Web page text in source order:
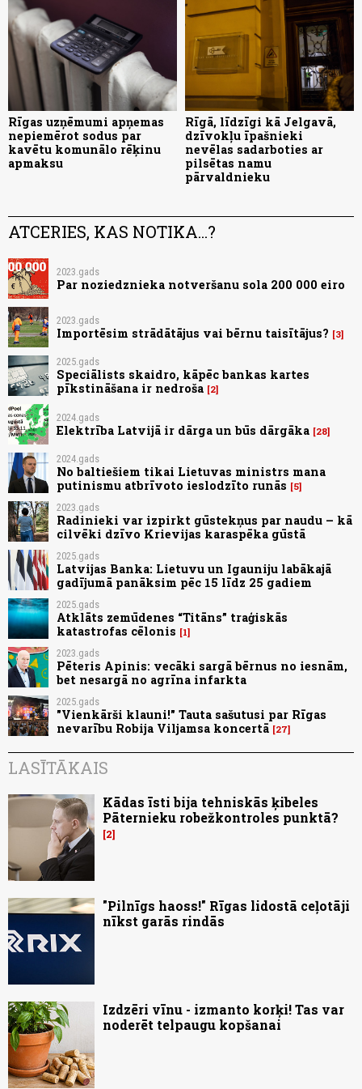
Rīgas uzņēmumi apņemas
nepiemērot sodus par
kavētu komunālo rēķinu
apmaksu
Rīgā, līdzīgi kā Jelgavā,
dzīvokļu īpašnieki
nevēlas sadarboties ar
pilsētas namu
pārvaldnieku
ATCERIES, KAS NOTIKA...?
2023.gads
Par noziedznieka notveršanu sola 200 000 eiro
2023.gads
Importēsim strādātājus vai bērnu taisītājus? 3
2025.gads
Speciālists skaidro, kāpēc bankas kartes
pīkstināšana ir nedroša 2
2024.gads
Elektrība Latvijā ir dārga un būs dārgāka 28
2024.gads
No baltiešiem tikai Lietuvas ministrs mana
putinismu atbrīvoto ieslodzīto runās
5
2023.gads
Radinieki var izpirkt gūstekņus par naudu – kā
cilvēki dzīvo Krievijas karaspēka gūstā
2025.gads
Latvijas Banka: Lietuvu un Igauniju labākajā
gadījumā panāksim pēc 15 līdz 25 gadiem
2025.gads
Atklāts zemūdenes “Titāns” traģiskās
katastrofas cēlonis
1
2023.gads
Pēteris Apinis: vecāki sargā bērnus no iesnām,
bet nesargā no agrīna infarkta
2025.gads
"Vienkārši klauni!" Tauta sašutusi par Rīgas
nevarību Robija Viljamsa koncertā 27
LASĪTĀKAIS
Kādas īsti bija tehniskās ķibeles
Pāternieku robežkontroles punktā?
2
"Pilnīgs haoss!" Rīgas lidostā ceļotāji
nīkst garās rindās
Izdzēri vīnu - izmanto korķi! Tas var
noderēt telpaugu kopšanai